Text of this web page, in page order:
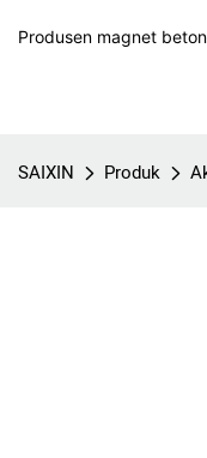
Produsen magnet
SAIXIN Produk